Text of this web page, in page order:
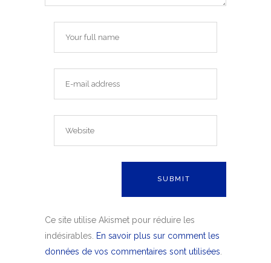
Ce site utilise Akismet pour réduire les
indésirables. En savoir plus sur comment les
données de vos commentaires sont utilisées.